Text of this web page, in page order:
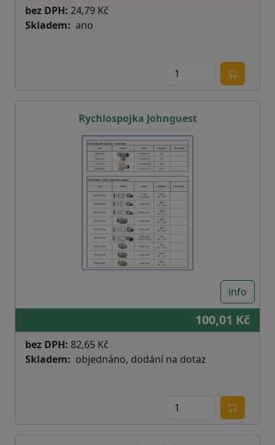
bez DPH: 24,79 Kč
Skladem
ano
Rychlospojka Johnguest
info
100,01 Kč
bez DPH: 82,65 Kč
Skladem
objednáno, dodání na dotaz